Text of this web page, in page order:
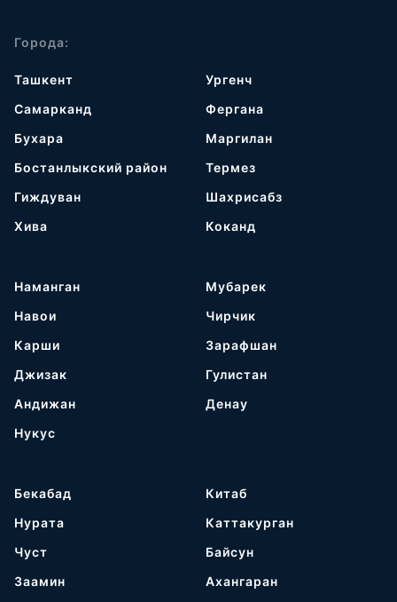
Города:
Ташкент
Самарканд
Бухара
Бостанлыкский район
Гиждуван
Хива
Ургенч
Фергана
Маргилан
Термез
Шахрисабз
Коканд
Наманган
Навои
Карши
Джизак
Андижан
Нукус
Мубарек
Чирчик
Зарафшан
Гулистан
Денау
Бекабад
Нурата
Чуст
Заамин
Китаб
Каттакурган
Байсун
Ахангаран